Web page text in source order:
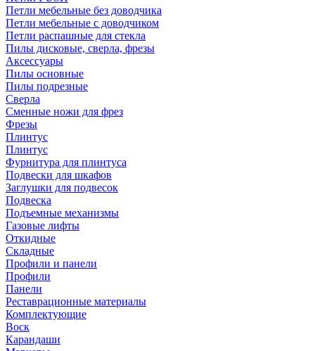
Петли мебельные без доводчика
Петли мебельные с доводчиком
Петли распашные для стекла
Пилы дисковые, сверла, фрезы
Аксессуары
Пилы основные
Пилы подрезные
Сверла
Сменные ножи для фрез
Фрезы
Плинтус
Плинтус
Фурнитура для плинтуса
Подвески для шкафов
Заглушки для подвесок
Подвеска
Подъемные механизмы
Газовые лифты
Откидные
Складные
Профили и панели
Профили
Панели
Реставрационные материалы
Комплектующие
Воск
Карандаши